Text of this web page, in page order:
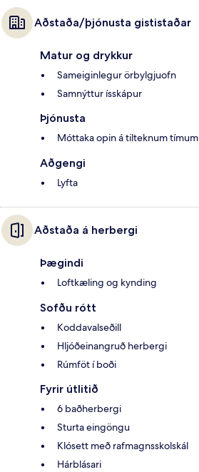
Aðstaða/þjónusta gististaðar
Matur og drykkur
Sameiginlegur örbylgjuofn
Samnýttur ísskápur
Þjónusta
Móttaka opin á tilteknum tímum
Aðgengi
Lyfta
Aðstaða á herbergi
Þægindi
Loftkæling og kynding
Sofðu rótt
Koddavalseðill
Hljóðeinangruð herbergi
Rúmföt í boði
Fyrir útlitið
6 baðherbergi
Sturta eingöngu
Klósett með rafmagnsskolskál
Hárblásari